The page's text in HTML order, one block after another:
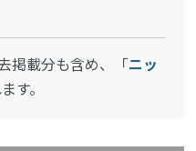
掲載分も含め、「ニッ
す。